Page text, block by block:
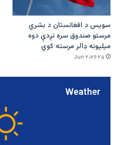
سویس د افغانستان د بشري
مرستو صندوق سره نږدې دوه
میلیونه ډالر مرسته کوي
۲۵ Jun ۲۰۲۶
Weather